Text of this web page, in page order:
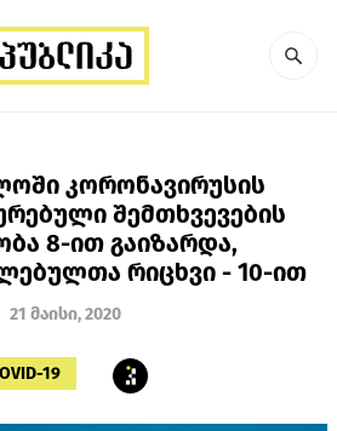
კორონავირუსის
შემთხვევების
8-ით გაიზარდა,
რიცხვი - 10-ით
21 მაისი, 2020
19